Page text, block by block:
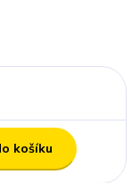
košíku